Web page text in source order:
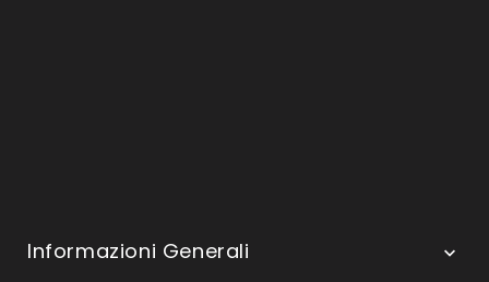
Informazioni Generali 